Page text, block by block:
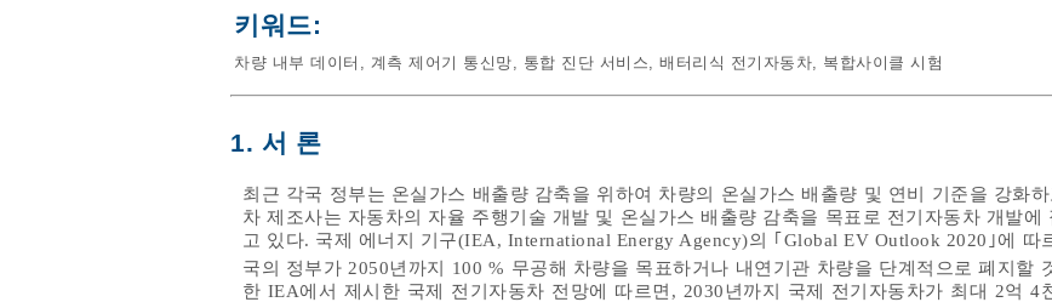
키워드:
차량 내부 데이터 , 계측 제어기 통신망, 통합 진단 서비스, 배터리식 전기자동차, 복합사이클 시험
1. 서 론
최근 각국 정부는 온실가스 배출량 감축을 위하여 차량의 온실가스 배출량 및 연비 기준을 강화
차 제조사는 자동차의 자율 주행기술 개발 및 온실가스 배출량 감축을 목표로 전기자동차 개발에
고 있다. 국제 에너지 기구(IEA, International Energy Agency)의 ｢Global EV Outlook 2020｣에 따
국의 정부가 2050년까지 100 % 무공해 차량을 목표하거나 내연기관 차량을 단계적으로 폐지할
한 IEA에서 제시한 국제 전기자동차 전망에 따르면, 2030년까지 국제 전기자동차가 최대 2억 4